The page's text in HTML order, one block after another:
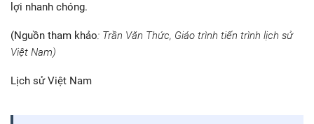
lợi nhanh chóng.
(Nguồn tham khảo: Trần Văn Thức, Giáo trình tiến trình lịch sử
Việt Nam)
Lịch sử Việt Nam